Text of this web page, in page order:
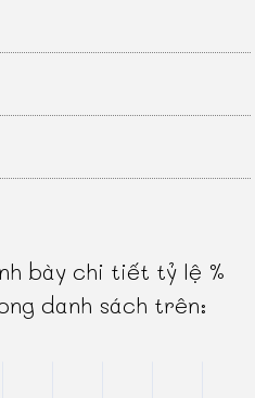
bày chi tiết tỷ lệ %
danh sách trên: